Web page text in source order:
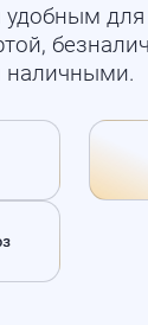
для
наличными.